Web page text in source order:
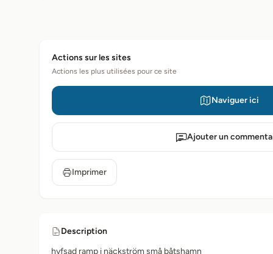
Actions sur les sites
Actions les plus utilisées pour ce site
Naviguer ici
Ajouter un
Imprimer
Description
hyfsad ramp i näckström små båtshamn